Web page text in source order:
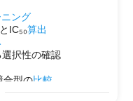
。
あり、培養系の実験
アップ・ベンチャー
用するケース。
していない企業が、
察
要な企業が、BSL2対
選定からスクリーニン
までワンストップ対応
ERKなどのMAPK系キ
要望対応可能
立案可能
ング
IC₅₀算出
択性の確認
合型の比較